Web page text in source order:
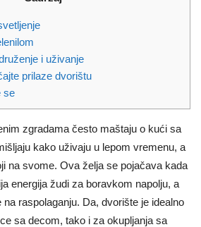
i uživanje
prilaze dvorištu
se
zgradama često maštaju o kući sa
kako uživaju u lepom vremenu, a
na svome. Ova želja se pojačava kada
energija žudi za boravkom napolju, a
raspolaganju. Da, dvorište je idealno
sa decom, tako i za okupljanja sa